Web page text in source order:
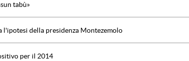
tabù»
l'ipotesi della presidenza Montezemolo
per il 2014